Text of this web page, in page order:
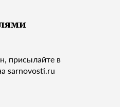
присылайте в
sarnovosti.ru